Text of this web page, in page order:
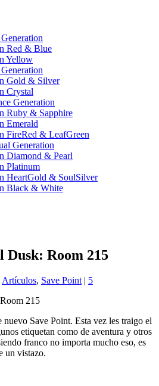
Red & Blue
Yellow
Gold & Silver
Crystal
Generation
Ruby & Sapphire
Emerald
FireRed & LeafGreen
Generation
Diamond & Pearl
Platinum
HeartGold & SoulSilver
Black & White
Dusk: Room 215
Artículos, Save Point | 5
Save Point. Esta vez les traigo el
etiquetan como de aventura y otros
franco no importa mucho eso, es
un vistazo.